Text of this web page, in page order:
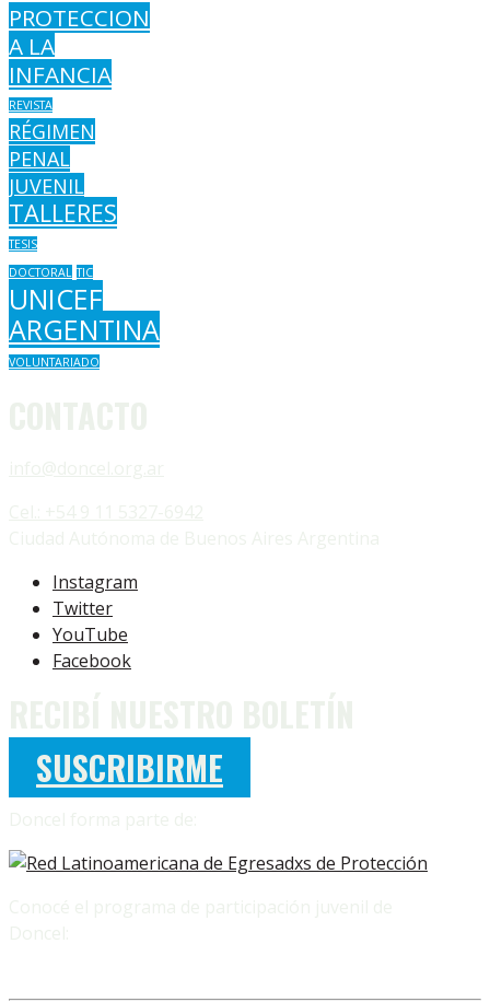
PROTECCION
A LA
INFANCIA
REVISTA
RÉGIMEN
PENAL
JUVENIL
TALLERES
TESIS
DOCTORAL TIC
UNICEF
ARGENTINA
VOLUNTARIADO
Instagram
Twitter
YouTube
Facebook
SUSCRIBIRME